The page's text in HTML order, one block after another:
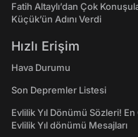
Fatih Altaylı’dan Çok
Küçük’ün Adını Verdi
Hızlı Erişim
Hava Durumu
Son Depremler Listesi
Evlilik Yıl Dönümü Sözleri!
Evlilik Yıl dönümü Mesajları